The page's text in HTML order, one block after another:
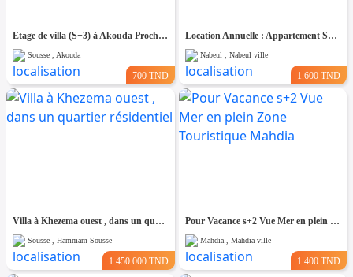
Etage de villa (S+3) à Akouda Proche de Toutes Commodités
Sousse , Akouda
700 TND
Location Annuelle : Appartement S+2 Haut Standing Vue Sur Mer à Néapolis, Nabeul
Nabeul , Nabeul ville
1.600 TND
Villa à Khezema ouest , dans un quartier résidentiel
Sousse , Hammam Sousse
1.450.000 TND
Pour Vacance s+2 Vue Mer en plein Zone Touristique Mahdia
Mahdia , Mahdia ville
1.400 TND